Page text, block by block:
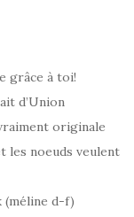
grâce à toi!
d’Union
originale
les noeuds veulent
(méline d-f)